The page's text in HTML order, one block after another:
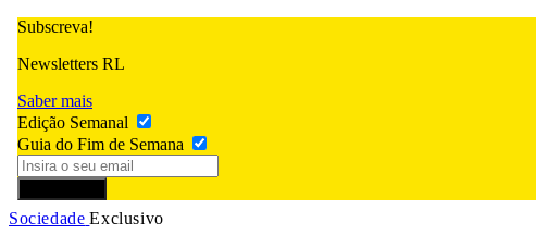
Subscreva!
Newsletters RL
Saber mais
Edição Semanal
Guia do Fim de Semana
Sociedade Exclusivo